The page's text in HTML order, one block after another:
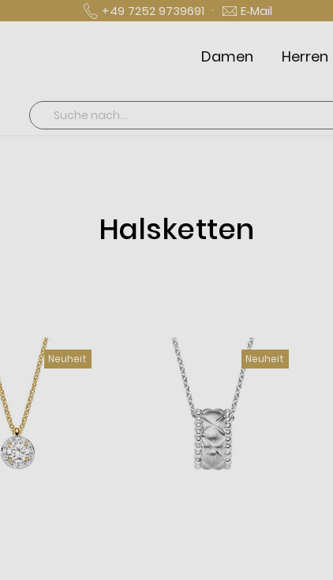
+49 7252 9739691 · E‑Mail
Damen Herren
Suche
Halsketten
Neuheit Neuheit